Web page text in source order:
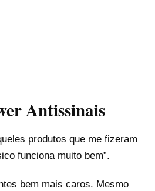
Antissinais
produtos que me fizeram
funciona muito bem”.
bem mais caros. Mesmo